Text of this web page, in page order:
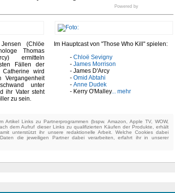
Powered by
(Chlöe
Thomas
ermitteln
Fällen der
Catherine wird
unter
ihr Vater steht
zu sein.
Im Hauptcast von "Those Who Kill" spielen:
Chloë Sevigny
James Morrison
James D'Arcy
Omid Abtahi
Anne Dudek
Kerry O'Malley... mehr
Artikel Links zu Partnerprogrammen (bspw. Amazon, Apple TV, WOW,
dem Aufruf dieser Links zu qualifizierten Käufen der Produkte, erhält
unterstützt ihr unsere redaktionelle Arbeit. Welche Cookies dabei
die jeweiligen Partner dabei verarbeiten, erfahrt ihr in unserer